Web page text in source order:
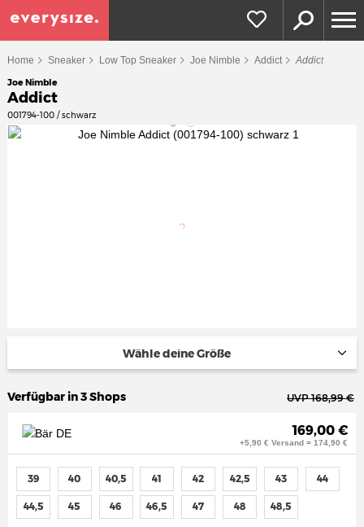
Home Sneaker Low Top Sneaker Joe Nimble Addict Addict
Joe Nimble
Addict
001794-100 / schwarz
Wähle deine Größe
Verfügbar in 3 Shops UVP 168,99 €
169,00 €
+5,90 € Versand = 174,90 €
39 40 40,5 41 42 42,5 43 44
44,5 45 46 46,5 47 48 48,5